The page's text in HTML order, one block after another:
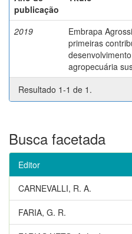
publicação
2019
Embrapa
primeiras
agropecuária
Resultado 1-1 de 1.
Busca facetada
Editor
CARNEVALLI, R. A.
FARIA, G. R.